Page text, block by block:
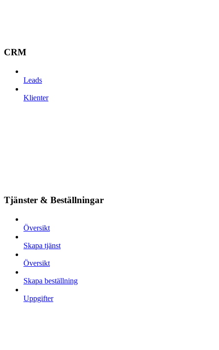
CRM
Leads
Klienter
Tjänster & Beställningar
Översikt
Skapa tjänst
Översikt
Skapa beställning
Uppgifter